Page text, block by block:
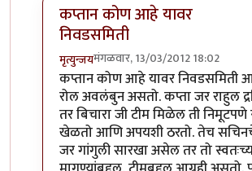
कप्तान कोण आहे यावर
निवडसमिती
मृत्युन्जयमंगळवार, 13/03/2012 18:02
In reply toनिवडसमितीचा रोल ?by
कप्तान कोण आहे यावर निवडसमिती
रोल अवलंबुन असतो. कप्ता जर राहुल
तर बिचारा जी टीम मिळेल ती
खेळतो आणि अपयशी ठरतो. तेच
जर गांगुली सारखा असेल तर तो